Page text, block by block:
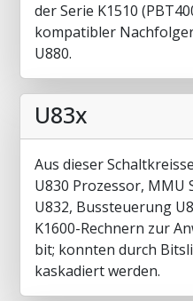
der Serie K1510
kompatibler
U880.
U83x
Aus dieser
U830 Prozessor, MMU
U832, Bussteuerung
K1600-Rechnern zur
bit; konnten durch
kaskadiert werden.